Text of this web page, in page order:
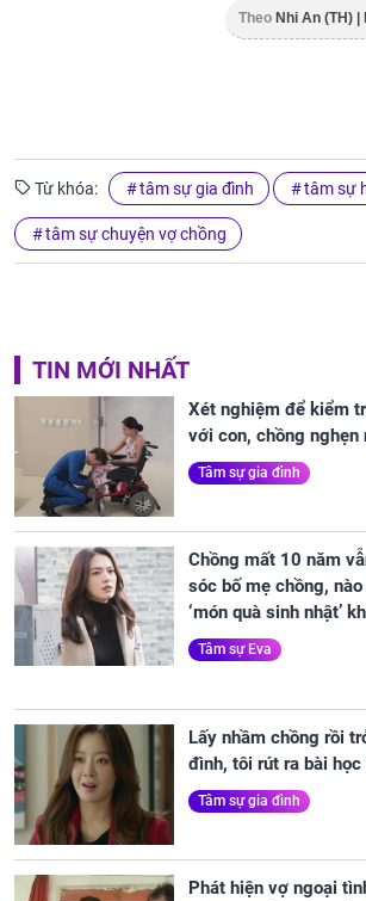
Theo Nhi An (TH)
Từ khóa: tâm sự gia đình tâm sự
tâm sự chuyện vợ chồng
TIN MỚI NHẤT
Xét nghiệm để kiểm
với con, chồng
Tâm sự gia đình
Chồng mất 10 năm
sóc bố mẹ chồng,
‘món quà sinh nhật’
Tâm sự Eva
Lấy nhầm chồng rồi
đình, tôi rút ra bài học
Tâm sự gia đình
Phát hiện vợ ngoại